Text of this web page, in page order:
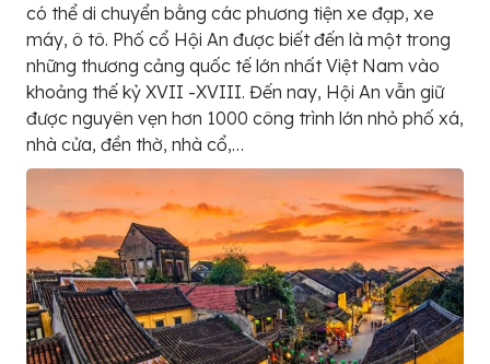
có thể di chuyển bằng các phương tiện xe đạp, xe
máy, ô tô. Phố cổ Hội An được biết đến là một trong
những thương cảng quốc tế lớn nhất Việt Nam vào
khoảng thế kỷ XVII -XVIII. Đến nay, Hội An vẫn giữ
được nguyên vẹn hơn 1000 công trình lớn nhỏ phố xá,
nhà cửa, đền thờ, nhà cổ,…